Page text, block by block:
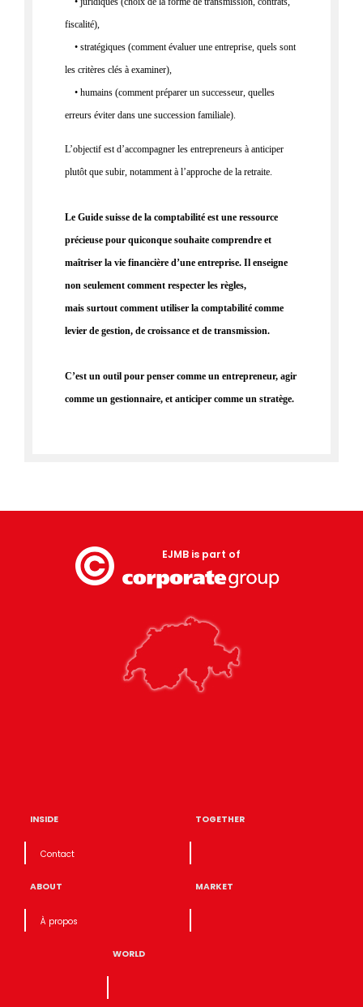
fiscalité),
• stratégiques (comment évaluer une entreprise, quels sont
les critères clés à examiner),
• humains (comment préparer un successeur, quelles
erreurs éviter dans une succession familiale).
L’objectif est d’accompagner les entrepreneurs à anticiper
plutôt que subir , notamment à l’approche de la retraite.
Le Guide suisse de la comptabilité est une ressource
précieuse pour quiconque souhaite comprendre et
maîtriser la vie financière d’une entreprise. Il enseigne
non seulement comment respecter les règles,
mais surtout comment utiliser la comptabilité comme
levier de gestion, de croissance et de transmission.
C’est un outil pour penser comme un entrepreneur, agir
comme un gestionnaire, et anticiper comme un stratège.
EJMB is part of
INSIDE
Contact
TOGETHER
ABOUT
À propos
MARKET
WORLD